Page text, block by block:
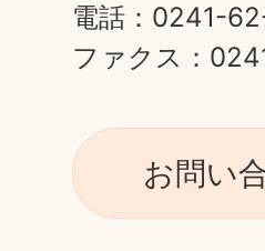
電話：0241-
ファクス：
お問い